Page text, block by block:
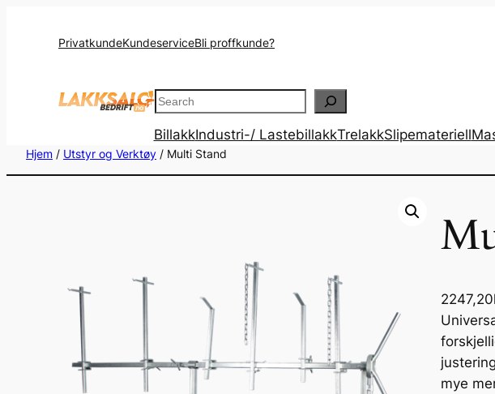
PrivatkundeKundeserviceBli proffkunde?
Search
BillakkIndustri-/ LastebillakkTrelakkSlipemateriell
Hjem / Utstyr og Verktøy / Multi Stand
2247,20
mye